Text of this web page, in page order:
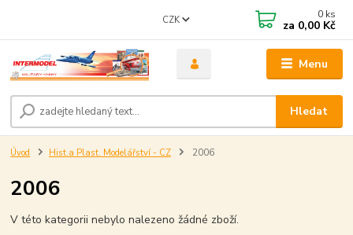
Menu
CZK
Hledat
0 ks
za 0,00 Kč
Úvod Hist.a Plast. Modelářství - CZ 2006
2006
V této kategorii nebylo nalezeno žádné zboží.